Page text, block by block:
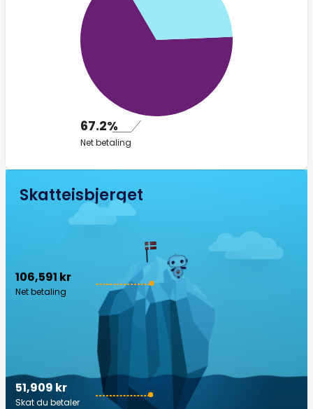
67.2%
Net betaling
Skatteisbjerget
106,591 kr
Net betaling
51,909 kr
Skat du betaler